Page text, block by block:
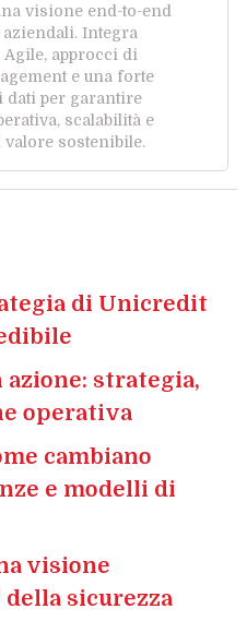
visione end-to-end
Integra
approcci di
e una forte
dati per garantire
scalabilità e
sostenibile.
di Unicredit
strategia,
operativa
cambiano
e modelli di
visione
sicurezza